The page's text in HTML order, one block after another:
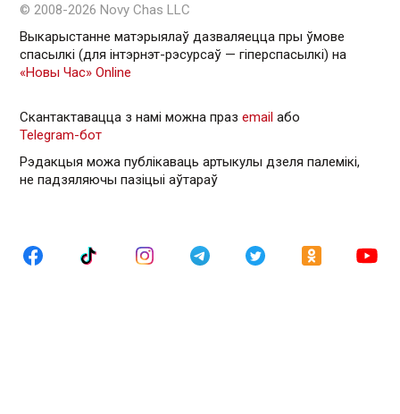
© 2008-2026 Novy Chas LLC
Выкарыстанне матэрыялаў дазваляецца пры ўмове
спасылкі (для інтэрнэт-рэсурсаў — гiперспасылкi) на
«Новы Час» Online
Скантактавацца з намі можна праз email або
Telegram-бот
Рэдакцыя можа публікаваць артыкулы дзеля палемікі,
не падзяляючы пазіцыі аўтараў